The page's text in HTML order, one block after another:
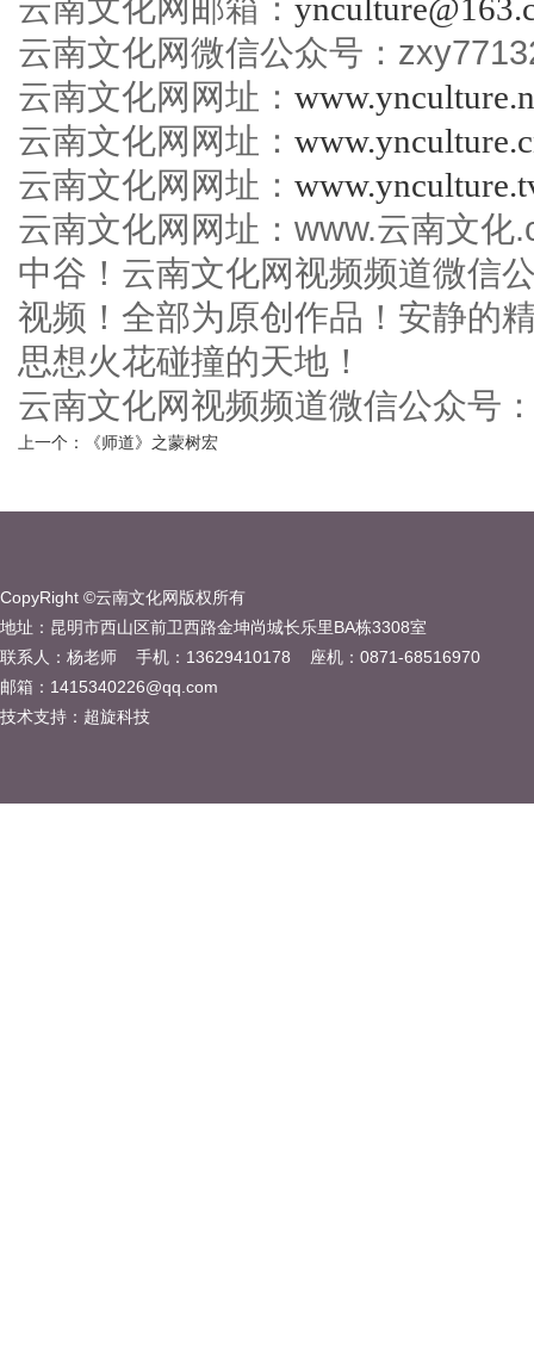
云南文化网邮箱：
云南文化网微信公众号：
云南文化网网址：
云南文化网网址：
云南文化网网址：
云南文化网网址：www.云南文化
中谷！云南文化网视频频道微信
视频！全部为原创作品！安静的
思想火花碰撞的天地！
云南文化网视频频道微信公众号
上一个：《师道》之蒙树宏
CopyRight ©云南文化网版权所有
地址：昆明市西山区前卫西路金坤尚城长乐里BA栋3308室
联系人：杨老师 手机：13629410178 座机：0871-68516970
邮箱：1415340226@qq.com
技术支持： 超旋科技